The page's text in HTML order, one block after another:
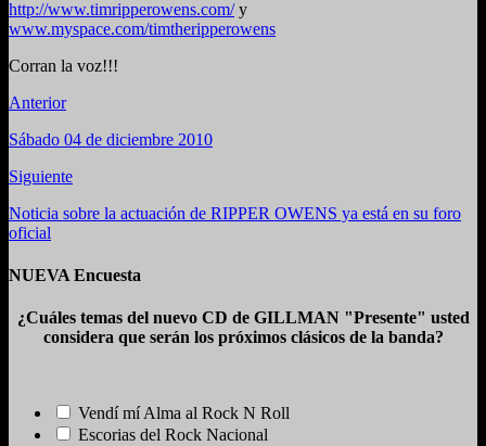
http://www.timripperowens.com/y
www.myspace.com/timtheripperowens
Corran la voz!!!
Anterior
Sábado 04 de diciembre 2010
Siguiente
Noticia sobre la actuación de RIPPER OWENS ya está en su foro
oficial
NUEVA Encuesta
¿Cuáles temas del nuevo CD de GILLMAN "Presente" usted
considera que serán los próximos clásicos de la banda?
Vendí mí Alma al Rock N Roll
Escorias del Rock Nacional